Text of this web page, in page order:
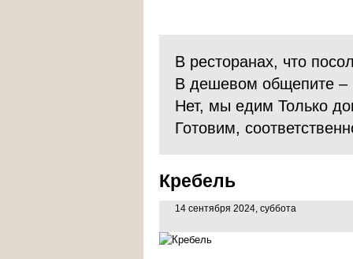
В ресторанах, что
В дешевом общепите –
Нет, мы едим Только
Готовим,
Кребель
14 сентября 2024, суббота